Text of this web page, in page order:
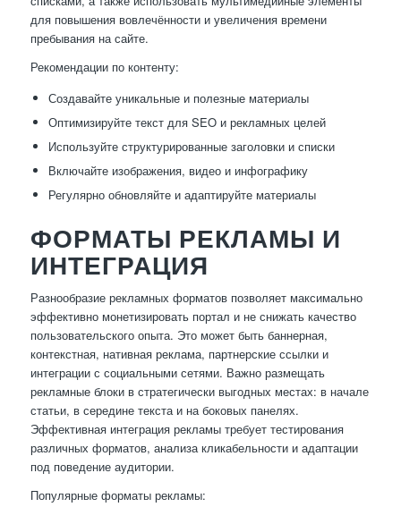
для повышения вовлечённости и увеличения времени
пребывания на сайте.
Рекомендации по контенту:
Создавайте уникальные и полезные материалы
Оптимизируйте текст для SEO и рекламных целей
Используйте структурированные заголовки и списки
Включайте изображения, видео и инфографику
Регулярно обновляйте и адаптируйте материалы
ФОРМАТЫ РЕКЛАМЫ И
ИНТЕГРАЦИЯ
Разнообразие рекламных форматов позволяет максимально
эффективно монетизировать портал и не снижать качество
пользовательского опыта. Это может быть баннерная,
контекстная, нативная реклама, партнерские ссылки и
интеграции с социальными сетями. Важно размещать
рекламные блоки в стратегически выгодных местах: в начале
статьи, в середине текста и на боковых панелях.
Эффективная интеграция рекламы требует тестирования
различных форматов, анализа кликабельности и адаптации
под поведение аудитории.
Популярные форматы рекламы: